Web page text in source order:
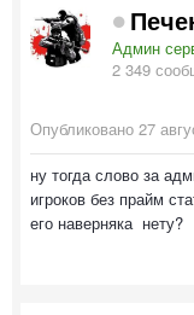
Админ
2 349
Опубликовано 27
ну тогда слово за
игроков без прайм
его наверняка нету?